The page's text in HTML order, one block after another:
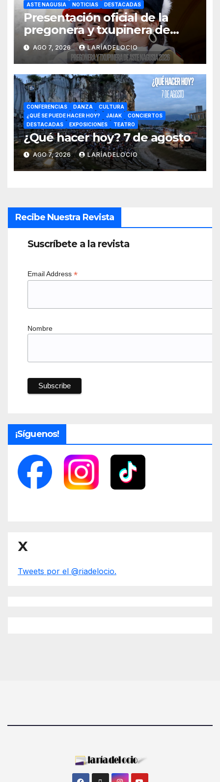
ASTE NAGUSIA NOTICIAS DESTACADAS
Presentación oficial de la
pregonera y txupinera de
Aste Nagusia 2026
AGO 7, 2026 LARÍADELOCIO
CONFERENCIAS DANZA
CULTURA
¿QUÉ SE PUEDE HACER HOY?
JAIAK
CONCIERTOS
DESTACADAS
EXPOSICIONES TEATRO
¿Qué hacer hoy? 7 de agosto
AGO 7, 2026 LARÍADELOCIO
Recibe Nuestra Revista
Suscríbete a la revista
Email Address *
Nombre
¡Síguenos!
X
Tweets por el @riadelocio.